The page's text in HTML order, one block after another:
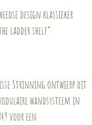
design klassieker
ladder shelf”.
Strinning ontwierp dit
wandsysteem in
voor een